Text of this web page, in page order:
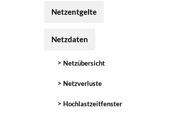
Netzentgelte
Netzdaten
Netzübersicht
Netzverluste
Hochlastzeitfenster